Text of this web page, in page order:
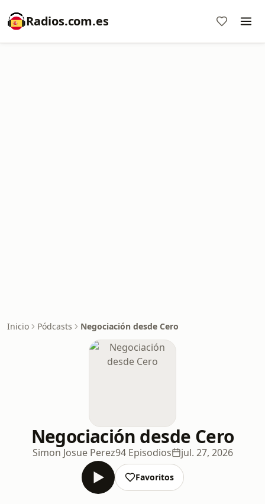
Radios.com.es
Inicio Pódcasts Negociación desde Cero
Negociación desde Cero
Simon Josue Perez94 Episodios jul. 27, 2026
Favoritos